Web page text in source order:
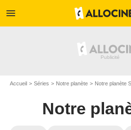
menu
Accueil Séries Notre planète Notre planète
Notre